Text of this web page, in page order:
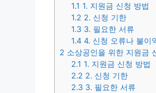
1.1 1. 지원금 신청 방법
1.2 2. 신청 기한
1.3 3. 필요한 서류
1.4 4. 신청 오류나 불이
2 소상공인을 위한 지원금
2.1 1. 지원금 신청 방법
2.2 2. 신청 기한
2.3 3. 필요한 서류